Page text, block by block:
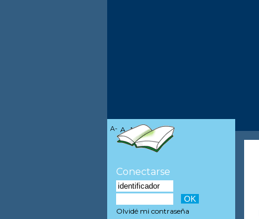
A- A A+
Conectarse
Olvidé mi contraseña